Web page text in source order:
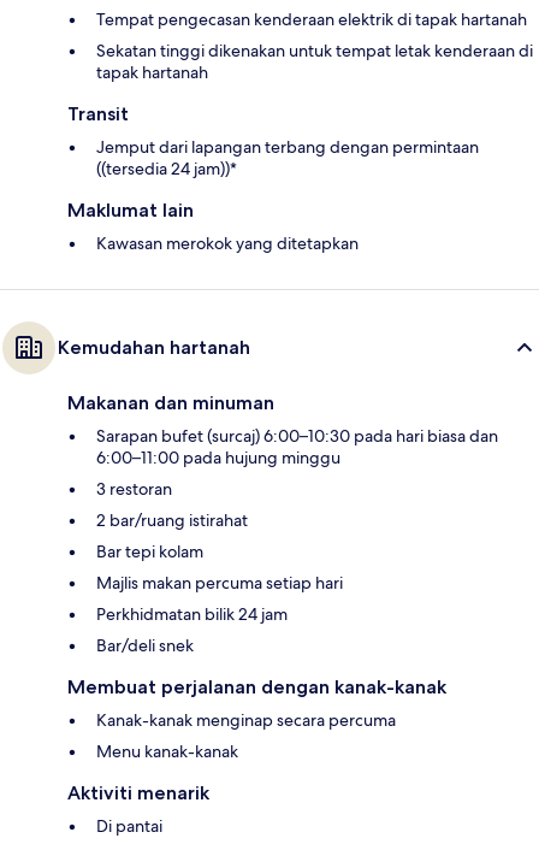
Tempat pengecasan kenderaan elektrik di tapak hartanah
Sekatan tinggi dikenakan untuk tempat letak kenderaan di
tapak hartanah
Transit
Jemput dari lapangan terbang dengan permintaan
((tersedia 24 jam))*
Maklumat lain
Kawasan merokok yang ditetapkan
Kemudahan hartanah
Makanan dan minuman
Sarapan bufet (surcaj) 6:00–10:30 pada hari biasa dan
6:00–11:00 pada hujung minggu
3 restoran
2 bar/ruang istirahat
Bar tepi kolam
Majlis makan percuma setiap hari
Perkhidmatan bilik 24 jam
Bar/deli snek
Membuat perjalanan dengan kanak-kanak
Kanak-kanak menginap secara percuma
Menu kanak-kanak
Aktiviti menarik
Di pantai